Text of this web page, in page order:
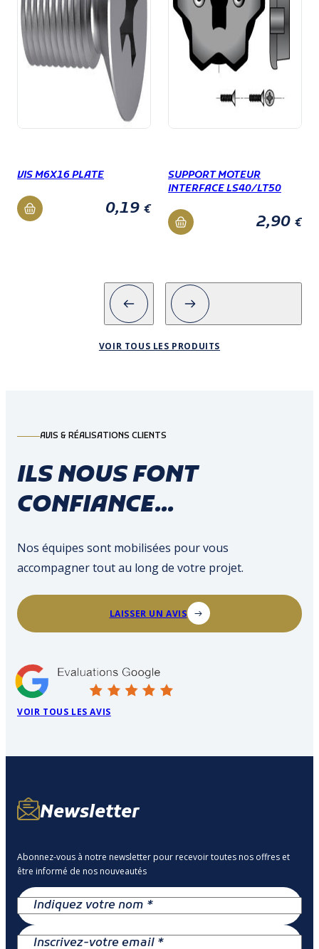
VIS M6X16 PLATE
0,19 €
SUPPORT MOTEUR
INTERFACE LS40/LT50
2,90 €
VOIR TOUS LES PRODUITS
AVIS & RÉALISATIONS CLIENTS
ILS NOUS FONT
CONFIANCE...
Nos équipes sont mobilisées pour vous
accompagner tout au long de votre projet.
LAISSER UN AVIS
VOIR TOUS LES AVIS
Newsletter
Abonnez-vous à notre newsletter pour recevoir toutes nos offres et
être informé de nos nouveautés